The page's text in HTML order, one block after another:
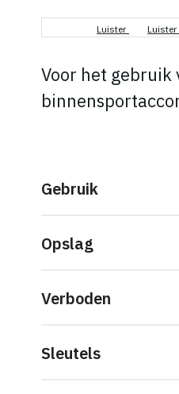
Luister Luister
Voor het
Gebruik
Opslag
Verboden
Sleutels